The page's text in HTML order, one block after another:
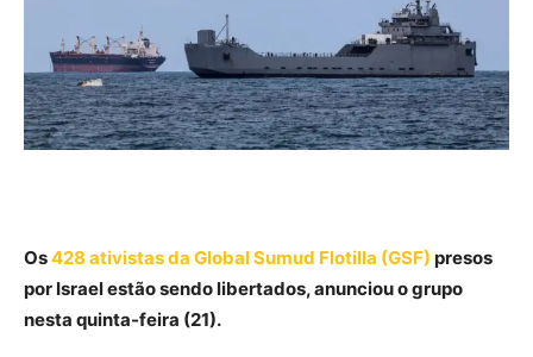
Os428 ativistas da Global Sumud Flotilla (GSF) presos
por Israel estão sendo libertados, anunciou o grupo
nesta quinta-feira (21).